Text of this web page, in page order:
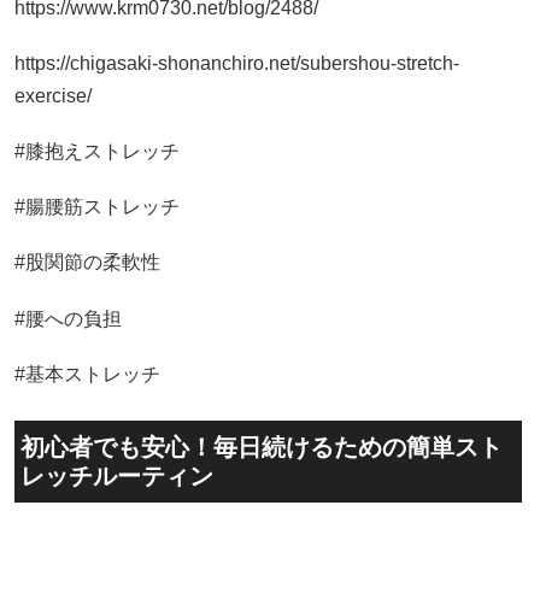
https://www.krm0730.net/blog/2488/
https://chigasaki-shonanchiro.net/subershou-stretch-
exercise/
#膝抱えストレッチ
#腸腰筋ストレッチ
#股関節の柔軟性
#腰への負担
#基本ストレッチ
初心者でも安心！毎日続けるための簡単スト
レッチルーティン